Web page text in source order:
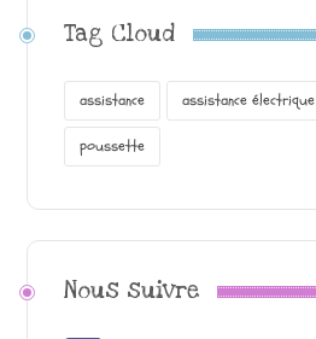
Tag Cloud
assistance assistance électrique
poussette
Nous suivre